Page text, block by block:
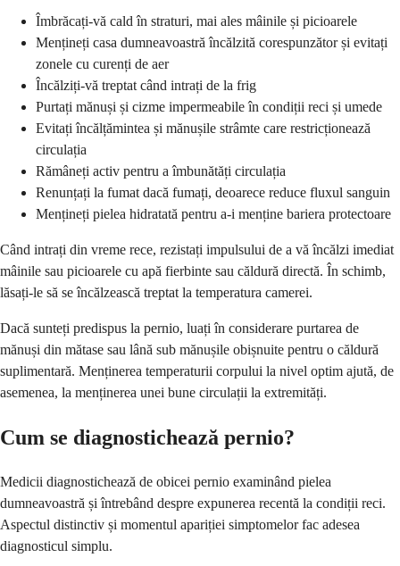
Îmbrăcați-vă cald în straturi, mai ales mâinile și picioarele
Mențineți casa dumneavoastră încălzită corespunzător și evitați
zonele cu curenți de aer
Încălziți-vă treptat când intrați de la frig
Purtați mănuși și cizme impermeabile în condiții reci și umede
Evitați încălțămintea și mănușile strâmte care restricționează
circulația
Rămâneți activ pentru a îmbunătăți circulația
Renunțați la fumat dacă fumați, deoarece reduce fluxul sanguin
Mențineți pielea hidratată pentru a-i menține bariera protectoare
Când intrați din vreme rece, rezistați impulsului de a vă încălzi imediat
mâinile sau picioarele cu apă fierbinte sau căldură directă. În schimb,
lăsați-le să se încălzească treptat la temperatura camerei.
Dacă sunteți predispus la pernio, luați în considerare purtarea de
mănuși din mătase sau lână sub mănușile obișnuite pentru o căldură
suplimentară. Menținerea temperaturii corpului la nivel optim ajută, de
asemenea, la menținerea unei bune circulații la extremități.
Cum se diagnostichează pernio?
Medicii diagnostichează de obicei pernio examinând pielea
dumneavoastră și întrebând despre expunerea recentă la condiții reci.
Aspectul distinctiv și momentul apariției simptomelor fac adesea
diagnosticul simplu.